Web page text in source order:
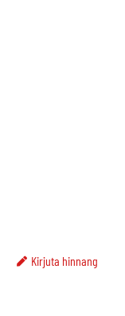
Kirjuta hinnang